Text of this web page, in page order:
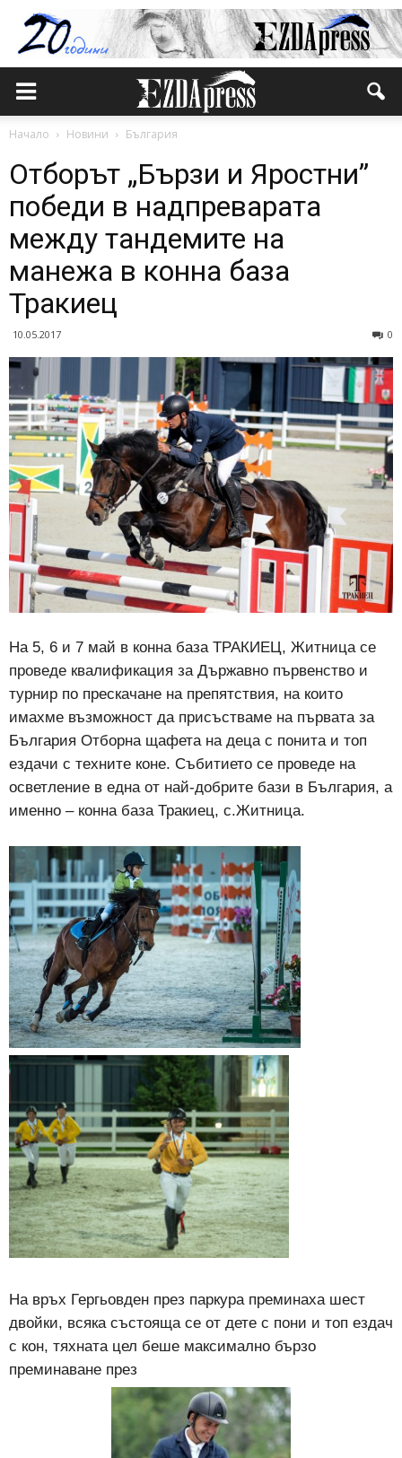
Начало Новини България
Отборът „Бързи и Яростни”
победи в надпреварата
между тандемите на
манежа в конна база
Тракиец
10.05.2017 0
На 5, 6 и 7 май в конна база ТРАКИЕЦ, Житница се
проведе квалификация за Държавно първенство и
турнир по прескачане на препятствия, на които
имахме възможност да присъстваме на първата за
България Отборна щафета на деца с понита и топ
ездачи с техните коне. Събитието се проведе на
осветление в една от най-добрите бази в България, а
именно – конна база Тракиец, с.Житница.
На връх Гергьовден през паркура преминаха шест
двойки, всяка състояща се от дете с пони и топ ездач
с кон, тяхната цел беше максимално бързо
преминаване през